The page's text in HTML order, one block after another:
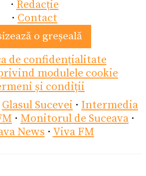
· Redacție
· Contact
o greșeală
de confidențialitate
modulele cookie
și condiții
Glasul Sucevei · Intermedia
· Monitorul de Suceava ·
News · Viva FM